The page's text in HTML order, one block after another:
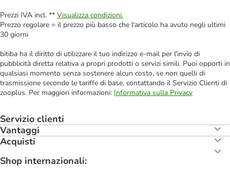
Prezzi IVA incl. ** Visualizza condizioni.
Prezzo regolare = il prezzo più basso che l'articolo ha avuto negli ultimi
30 giorni
bitiba ha il diritto di utilizzare il tuo indirizzo e-mail per l'invio di
pubblicità diretta relativa a propri prodotti o servizi simili. Puoi opporti in
qualsiasi momento senza sostenere alcun costo, se non quelli di
trasmissione secondo le tariffe di base, contattando il Servizio Clienti di
zooplus. Per maggiori informazioni: Informativa sulla Privacy
Servizio clienti
Vantaggi
Acquisti
Shop internazionali: